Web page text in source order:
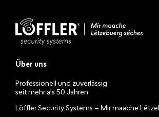
Über uns
Professionell und zuverlässig
seit mehr als 50 Jahren
Löffler Security Systems – Mir maache